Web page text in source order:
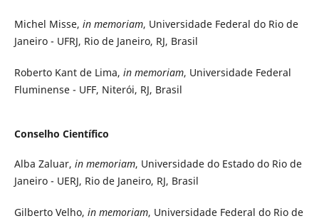
Michel Misse, in memoriam, Universidade Federal do Rio de
Janeiro - UFRJ, Rio de Janeiro, RJ, Brasil
Roberto Kant de Lima, in memoriam, Universidade Federal
Fluminense - UFF, Niterói, RJ, Brasil
Conselho Científico
Alba Zaluar, in memoriam, Universidade do Estado do Rio de
Janeiro - UERJ, Rio de Janeiro, RJ, Brasil
Gilberto Velho, in memoriam, Universidade Federal do Rio de